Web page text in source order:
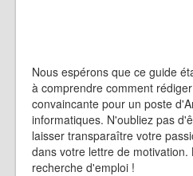
Nous espérons que ce guide
à comprendre comment
convaincante pour un poste
informatiques. N'oubliez pas
laisser transparaître votre
dans votre lettre de
recherche d'emploi !